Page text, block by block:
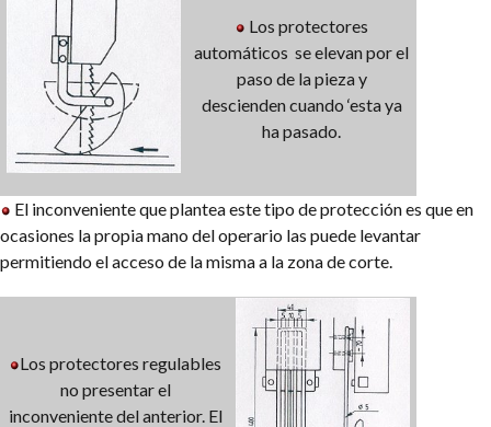
Los protectores
automáticos se elevan por el
paso de la pieza y
descienden cuando ‘esta ya
ha pasado.
El inconveniente que plantea este tipo de protección es que en
ocasiones la propia mano del operario las puede levantar
permitiendo el acceso de la misma a la zona de corte.
Los protectores regulables
no presentar el
inconveniente del anterior. El